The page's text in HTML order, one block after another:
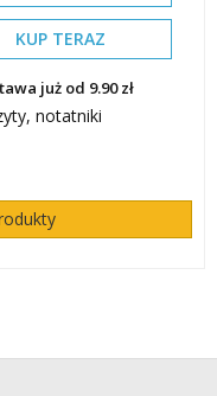
KUP TERAZ
już od 9.90 zł
notatniki